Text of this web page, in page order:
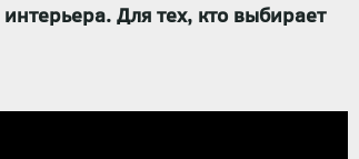
Для тех, кто выбирает